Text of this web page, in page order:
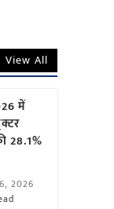
View All
में
28.1%
2026